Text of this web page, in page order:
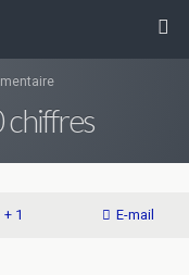
chiffres
+ 1 E-mail